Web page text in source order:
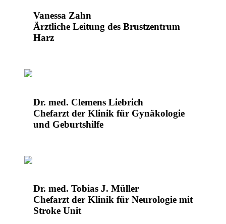
Vanessa Zahn
Ärztliche Leitung des Brustzentrum
Harz
Dr. med. Clemens Liebrich
Chefarzt der Klinik für Gynäkologie
und Geburtshilfe
Dr. med. Tobias J. Müller
Chefarzt der Klinik für Neurologie mit
Stroke Unit